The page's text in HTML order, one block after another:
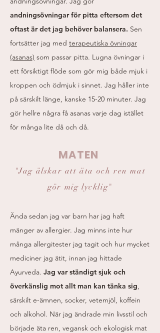
andningsövningar för pitta eftersom det
oftast är det jag behöver balansera. Sen
fortsätter jag med terapeutiska övningar
(asanas) som passar pitta. Lugna övningar i
ett försiktigt flöde som gör mig både mjuk i
kroppen och ödmjuk i sinnet. Jag håller inte
på särskilt länge, kanske 15-20 minuter. Jag
gör hellre några få asanas varje dag istället
för många lite då och då.
MATEN
"Jag älskar att äta och ren mat
gör mig lycklig"
Ända sedan jag var barn har jag haft
mänger av allergier. Jag minns inte hur
många allergitester jag tagit och hur mycket
mediciner jag ätit, innan jag hittade
Ayurveda. Jag var ständigt sjuk och
överkänslig mot allt man kan tänka sig,
särskilt e-ämnen, socker, vetemjöl, koffein
och alkohol. När jag ändrade min livsstil och
började äta ren, vegansk och ekologisk mat